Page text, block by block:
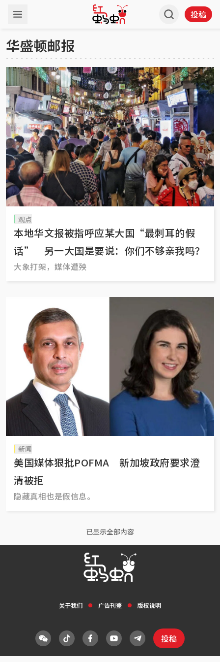
投稿
华盛顿邮报
观点
本地华文报被指呼应某大国“最刺耳的假
话” 另一大国是要说：你们不够亲我吗？
大象打架，媒体遭殃
新闻
美国媒体狠批POFMA 新加坡政府要求澄
清被拒
隐藏真相也是假信息。
已显示全部内容
关于我们 广告刊登 版权说明
投稿